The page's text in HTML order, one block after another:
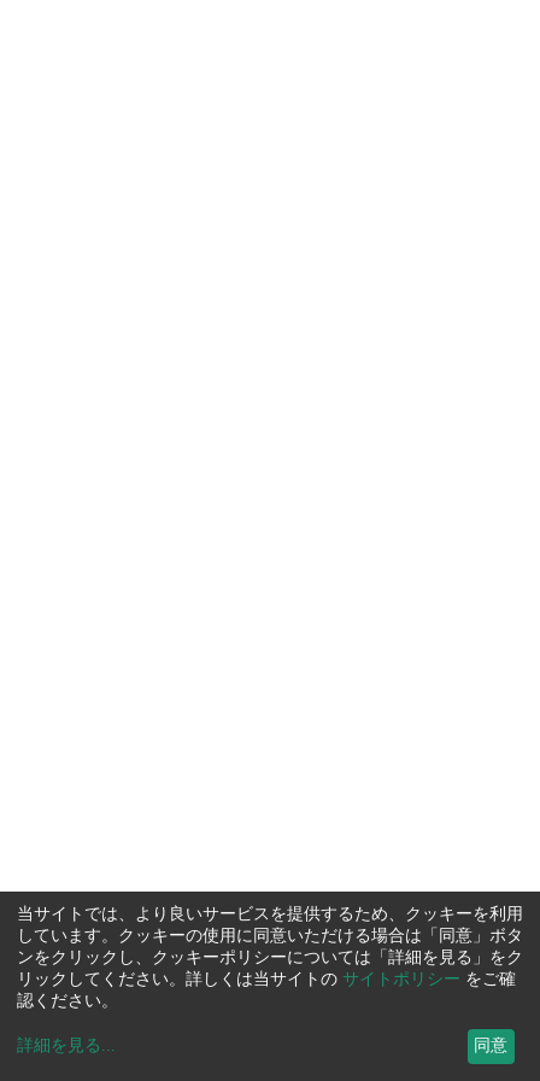
当サイトでは、より良いサービスを提供するため、クッキーを利用
しています。クッキーの使用に同意いただける場合は「同意」ボタ
ンをクリックし、クッキーポリシーについては「詳細を見る」をク
リックしてください。詳しくは当サイトの サイトポリシー をご確
認ください。
詳細を見る ... 同意